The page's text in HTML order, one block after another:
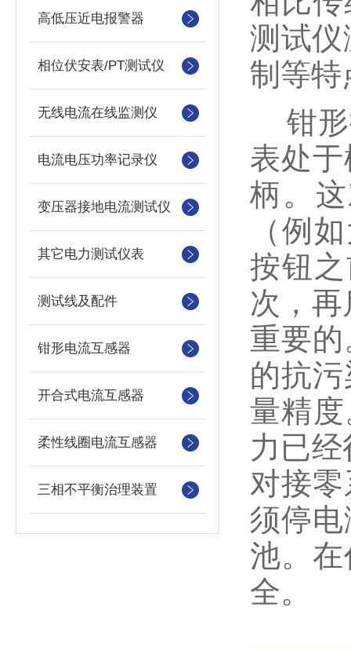
高低压近电报警器
相位伏安表/PT测试仪
无线电流在线监测仪
电流电压功率记录仪
变压器接地电流测试仪
其它电力测试仪表
测试线及配件
钳形电流互感器
开合式电流互感器
柔性线圈电流互感器
三相不平衡治理装置
测试
制等特
钳形
表处
柄。
（例
按钮
次，
重要
的抗
量精
力已
对接
须停
池。
全。